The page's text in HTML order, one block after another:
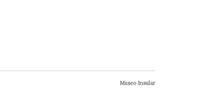
Museo Insular